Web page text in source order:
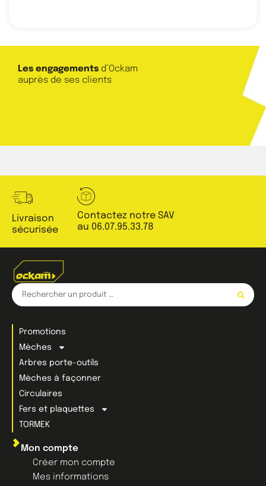
Les engagements d’Ockam
auprès de ses clients
Livraison
sécurisée
Contactez notre SAV
au 06.07.95.33.78
Promotions
Mèches
Arbres porte-outils
Mèches à façonner
Circulaires
Fers et plaquettes
TORMEK
Mon compte
Créer mon compte
Mes informations